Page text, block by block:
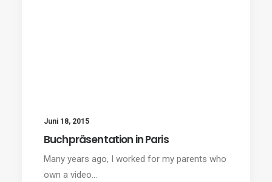
Juni 18, 2015
Buchpräsentation in Paris
Many years ago, I worked for my parents who
own a video…